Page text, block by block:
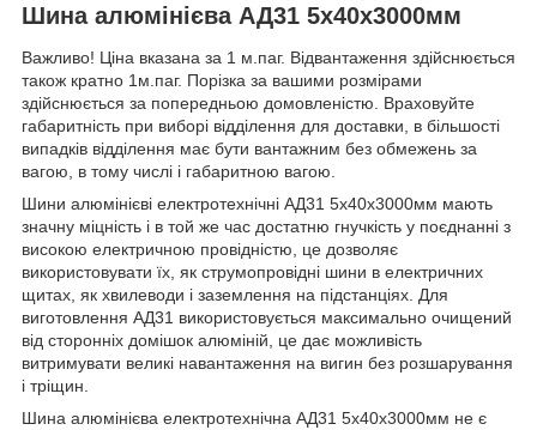
Шина алюмінієва АД31 5х40х3000мм
Важливо! Ціна вказана за 1 м.паг. Відвантаження здійснюється
також кратно 1м.паг. Порізка за вашими розмірами
здійснюється за попередньою домовленістю. Враховуйте
габаритність при виборі відділення для доставки, в більшості
випадків відділення має бути вантажним без обмежень за
вагою, в тому числі і габаритною вагою.
Шини алюмінієві електротехнічні АД31 5х40х3000мм мають
значну міцність і в той же час достатню гнучкість у поєднанні з
високою електричною провідністю, це дозволяє
використовувати їх, як струмопровідні шини в електричних
щитах, як хвилеводи і заземлення на підстанціях. Для
виготовлення АД31 використовується максимально очищений
від сторонніх домішок алюміній, це дає можливість
витримувати великі навантаження на вигин без розшарування
і тріщин.
Шина алюмінієва електротехнічна АД31 5х40х3000мм не є